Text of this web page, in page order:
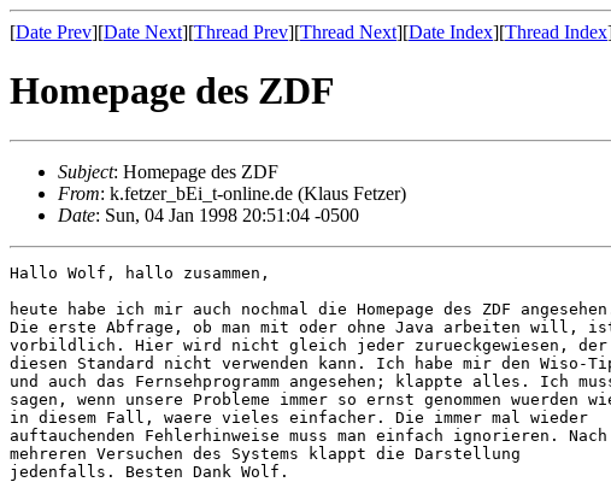
[Date Prev][Date Next][Thread Prev][Thread Next][Date Index][Thread Index
Homepage des ZDF
Subject: Homepage des ZDF
From: k.fetzer_bEi_t-online.de (Klaus Fetzer)
Date: Sun, 04 Jan 1998 20:51:04 -0500
Hallo Wolf, hallo zusammen,
heute habe ich mir auch nochmal die Homepage des ZDF
Die erste Abfrage, ob man mit oder ohne Java arbeiten will,
vorbildlich. Hier wird nicht gleich jeder zurueckgewiesen, der
diesen Standard nicht verwenden kann. Ich habe mir den Wiso-
und auch das Fernsehprogramm angesehen; klappte alles. Ich
sagen, wenn unsere Probleme immer so ernst genommen wuerden
in diesem Fall, waere vieles einfacher. Die immer mal wieder
auftauchenden Fehlerhinweise muss man einfach ignorieren. Nach
mehreren Versuchen des Systems klappt die Darstellung
jedenfalls. Besten Dank Wolf.